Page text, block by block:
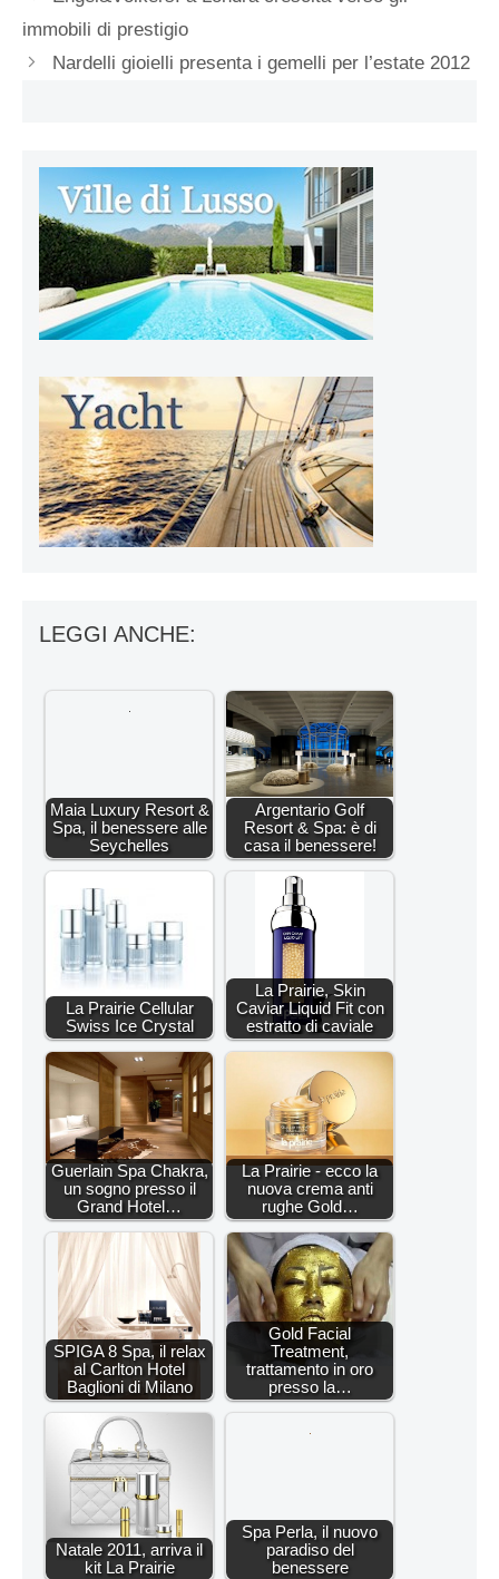
immobili di prestigio
Nardelli gioielli presenta i gemelli per l’estate 2012
LEGGI ANCHE:
Maia Luxury Resort &
Spa, il benessere alle
Seychelles
Argentario Golf
Resort & Spa: è di
casa il benessere!
La Prairie Cellular
Swiss Ice Crystal
La Prairie, Skin
Caviar Liquid Fit con
estratto di caviale
Guerlain Spa Chakra,
un sogno presso il
Grand Hotel…
La Prairie - ecco la
nuova crema anti
rughe Gold…
SPIGA 8 Spa, il relax
al Carlton Hotel
Baglioni di Milano
Gold Facial
Treatment,
trattamento in oro
presso la…
Natale 2011, arriva il
kit La Prairie
Spa Perla, il nuovo
paradiso del
benessere